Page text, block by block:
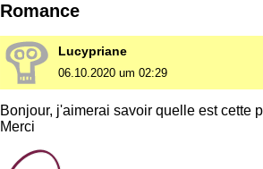
Romance
Lucypriane
06.10.2020 um 02:29
Bonjour, j'aimerai savoir quelle est cette
Merci